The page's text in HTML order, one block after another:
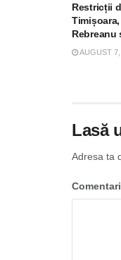
Restricții
Rebreanu
AUGUST
Lasă
Adresa ta